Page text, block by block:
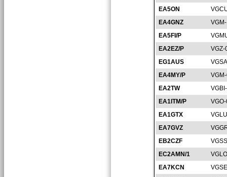
EA5ON
EA4GNZ
EA5FI/P
EA2EZ/P
VGZ-
EG1AUS
EA4MY/P
EA2TW
EA1ITM/P
EA1GTX
EA7GVZ
EB2CZF
EC2AMN/1
EA7KCN